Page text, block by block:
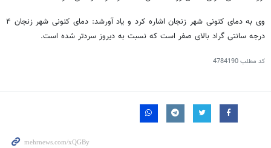
وی به دمای کنونی شهر زنجان اشاره کرد و یاد آورشد: دمای کنونی شهر زنجان ۴
درجه سانتی گراد بالای صفر است که نسبت به دیروز سردتر شده است.
کد مطلب4784190